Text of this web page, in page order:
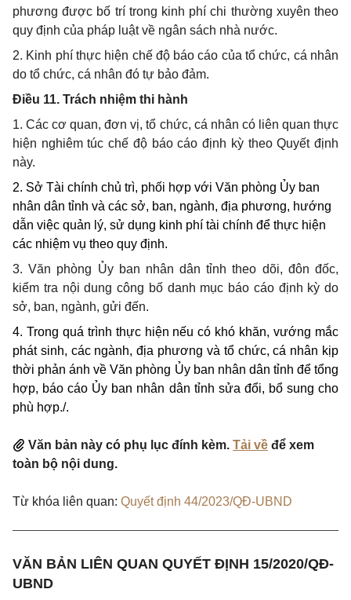
phương được bố trí trong kinh phí chi thường xuyên theo
quy định của pháp luật về ngân sách nhà nước.
2. Kinh phí thực hiện chế độ báo cáo của tổ chức, cá nhân
do tổ chức, cá nhân đó tự bảo đảm.
Điều 11. Trách nhiệm thi hành
1. Cáccơ quan, đơn vị, tổ chức, cá nhân có liên quan thực
hiện nghiêm túc chế độ báo cáo định kỳ theo Quyếtđịnh
này.
2. Sở Tài chính chủ trì, phối hợp với Văn phòng Ủy ban
nhân dân tỉnh và các sở, ban, ngành, địa phương, hướng
dẫn việc quản lý, sử dụng kinh phí tài chính để thực hiện
các nhiệm vụ theo quy định.
3. Văn phòng Ủy ban nhân dân tỉnh theo dõi, đôn đốc,
kiểm tra nội dung công bố danh mục báo cáo định kỳ do
sở, ban, ngành, gửi đến.
4. Trong quá trình thực hiện nếu có khó khăn, vướng mắc
phát sinh, các ngành, địa phương và tổ chức, cá nhân kịp
thời phản ánh về Văn phòng Ủy ban nhân dân tỉnh để tổng
hợp, báo cáo Ủy ban nhân dân tỉnh sửa đổi, bổ sung cho
phù hợp./.
Văn bản này có phụ lục đính kèm. Tải về để xem
toàn bộ nội dung.
Từ khóa liên quan: Quyết định 44/2023/QĐ-UBND
VĂN BẢN LIÊN QUAN QUYẾT ĐỊNH 15/2020/QĐ-
UBND